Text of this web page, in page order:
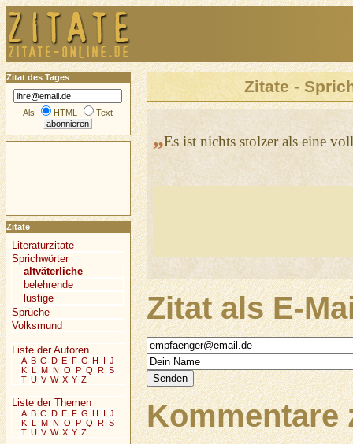
Zitate -
„Es ist nichts stolzer als eine
Zitat als E-
Kommentare
Zitat des Tages
Als HTML Text
Zitate
Literaturzitate
Sprichwörter
altväterliche
belehrende
lustige
Sprüche
Volksmund
Liste der Autoren
A B C D E F G H I J
K L M N O P Q R S
T U V W X Y Z
Liste der Themen
A B C D E F G H I J
K L M N O P Q R S
T U V W X Y Z